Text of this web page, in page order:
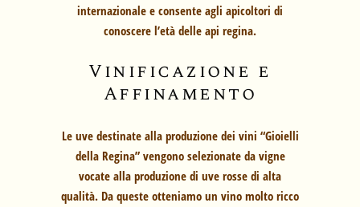
internazionale e consente agli apicoltori di
conoscere l’età delle api regina.
Vinificazione e
Affinamento
Le uve destinate alla produzione dei vini “Gioielli
della Regina” vengono selezionate da vigne
vocate alla produzione di uve rosse di alta
qualità. Da queste otteniamo un vino molto ricco